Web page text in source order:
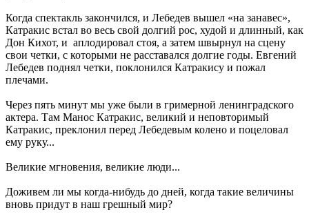
Когда спектакль закончился, и Лебедев вышел «на занавес»,
Катракис встал во весь свой долгий рос, худой и длинный, как
Дон Кихот, и аплодировал стоя, а затем швырнул на сцену
свои четки, с которыми не расставался долгие годы. Евгений
Лебедев поднял четки, поклонился Катракису и пожал
плечами.
Через пять минут мы уже были в гримерной ленинградского
актера. Там Манос Катракис, великий и неповторимый
Катракис, преклонил перед Лебедевым колено и поцеловал
ему руку...
Великие мгновения, великие люди...
Доживем ли мы когда-нибудь до дней, когда такие величины
вновь придут в наш грешный мир?